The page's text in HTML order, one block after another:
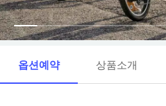
옵션예약 상품소개